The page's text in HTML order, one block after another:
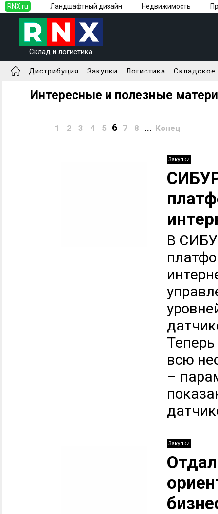
RNX.ru Ландшафтный дизайн Недвижимость
Склад и логистика
Дистрибуция Закупки Логистика Складское
Интересные и полезные
1 2 3 4 5 6 7 8 ... Конец
Закупки
В
всю
–
Закупки